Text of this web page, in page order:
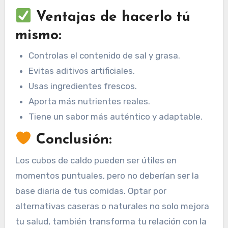
Ventajas de hacerlo tú
mismo:
Controlas el contenido de sal y grasa.
Evitas aditivos artificiales.
Usas ingredientes frescos.
Aporta más nutrientes reales.
Tiene un sabor más auténtico y adaptable.
Conclusión:
Los cubos de caldo pueden ser útiles en
momentos puntuales, pero no deberían ser la
base diaria de tus comidas. Optar por
alternativas caseras o naturales no solo mejora
tu salud, también transforma tu relación con la